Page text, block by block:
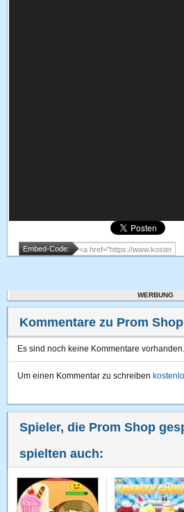
Embed-Code:
WERBUNG
Kommentare zu Prom Shop
Es sind noch keine Kommentare vorhanden.
Um einen Kommentar zu schreiben
Spieler, die Prom Shop
spielten auch: